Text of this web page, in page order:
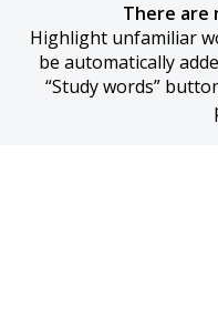
There are
Highlight unfamiliar
be automatically
“Study words”